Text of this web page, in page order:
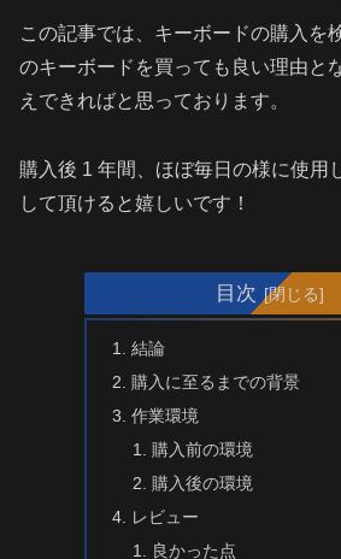
この記事では、キーボードの購入を
のキーボードを買っても良い理由と
えできればと思っております。
購入後 1 年間、ほぼ毎日の様に使用
して頂けると嬉しいです！
目次
結論
購入に至るまでの背景
作業環境
購入前の環境
購入後の環境
レビュー
良かった点